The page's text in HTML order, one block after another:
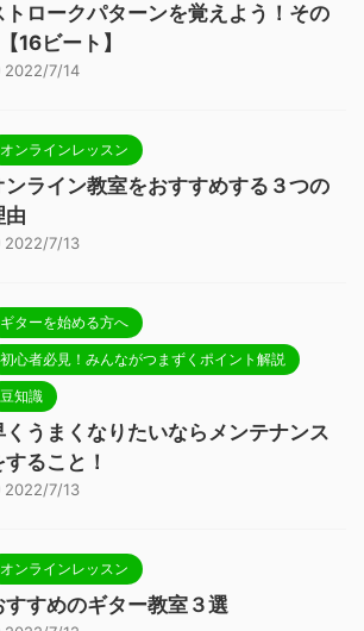
トロークパターンを覚えよう！その
16ビート】
2022/7/14
オンラインレッスン
ンライン教室をおすすめする３つの
由
2022/7/13
ギターを始める方へ
初心者必見！みんながつまずくポイント解説
豆知識
くうまくなりたいならメンテナンス
すること！
2022/7/13
オンラインレッスン
すすめのギター教室３選